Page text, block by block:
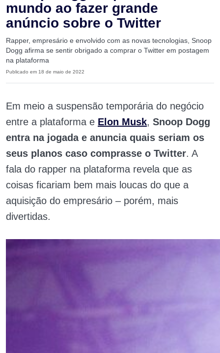
mundo ao fazer grande
anúncio sobre o Twitter
Rapper, empresário e envolvido com as novas tecnologias, Snoop
Dogg afirma se sentir obrigado a comprar o Twitter em postagem
na plataforma
Publicado em 18 de maio de 2022
Em meio a suspensão temporária do negócio
entre a plataforma e Elon Musk, Snoop Dogg
entra na jogada e anuncia quais seriam os
seus planos caso comprasse o Twitter. A
fala do rapper na plataforma revela que as
coisas ficariam bem mais loucas do que a
aquisição do empresário – porém, mais
divertidas.